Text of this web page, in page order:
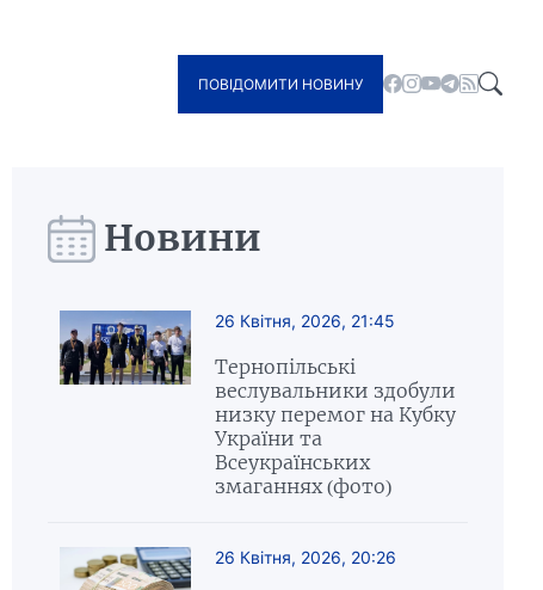
ПОВІДОМИТИ НОВИНУ
Новини
26 Квітня, 2026, 21:45
Тернопільські
веслувальники здобули
низку перемог на Кубку
України та
Всеукраїнських
змаганнях (фото)
26 Квітня, 2026, 20:26